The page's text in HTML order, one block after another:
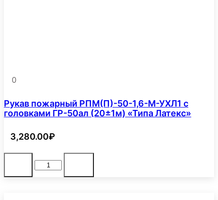
0
Рукав пожарный РПМ(П)-50-1,6-М-УХЛ1 с
головками ГР-50ал (20±1м) «Типа Латекс»
3,280.00₽
Количество
товара